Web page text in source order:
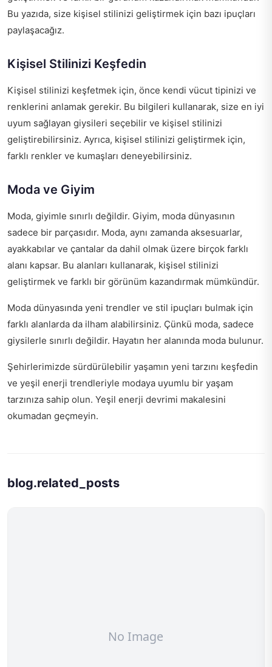
Bu yazıda, size kişisel stilinizi geliştirmek için bazı ipuçları
paylaşacağız.
Kişisel Stilinizi Keşfedin
Kişisel stilinizi keşfetmek için, önce kendi vücut tipinizi ve
renklerini anlamak gerekir. Bu bilgileri kullanarak, size en iyi
uyum sağlayan giysileri seçebilir ve kişisel stilinizi
geliştirebilirsiniz. Ayrıca, kişisel stilinizi geliştirmek için,
farklı renkler ve kumaşları deneyebilirsiniz.
Moda ve Giyim
Moda, giyimle sınırlı değildir. Giyim, moda dünyasının
sadece bir parçasıdır. Moda, aynı zamanda aksesuarlar,
ayakkabılar ve çantalar da dahil olmak üzere birçok farklı
alanı kapsar. Bu alanları kullanarak, kişisel stilinizi
geliştirmek ve farklı bir görünüm kazandırmak mümkündür.
Moda dünyasında yeni trendler ve stil ipuçları bulmak için
farklı alanlarda da ilham alabilirsiniz. Çünkü moda, sadece
giysilerle sınırlı değildir. Hayatın her alanında moda bulunur.
Şehirlerimizde sürdürülebilir yaşamın yeni tarzını keşfedin
ve yeşil enerji trendleriyle modaya uyumlu bir yaşam
tarzınıza sahip olun. Yeşil enerji devrimi makalesini
okumadan geçmeyin.
blog.related_posts